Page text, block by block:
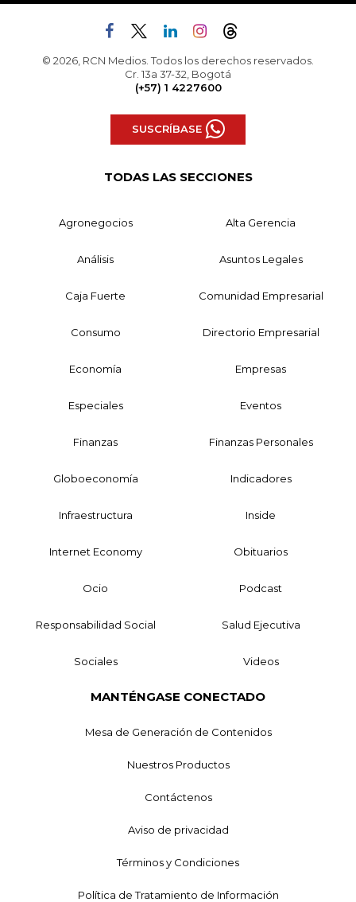
© 2026, RCN Medios. Todos los derechos reservados.
Cr. 13a 37-32, Bogotá
(+57) 1 4227600
SUSCRÍBASE
TODAS LAS SECCIONES
Agronegocios Alta Gerencia
Análisis Asuntos Legales
Caja Fuerte Comunidad Empresarial
Consumo Directorio Empresarial
Economía Empresas
Especiales Eventos
Finanzas Finanzas Personales
Globoeconomía Indicadores
Infraestructura Inside
Internet Economy Obituarios
Ocio Podcast
Responsabilidad Social Salud Ejecutiva
Sociales Videos
MANTÉNGASE CONECTADO
Mesa de Generación de Contenidos
Nuestros Productos
Contáctenos
Aviso de privacidad
Términos y Condiciones
Política de Tratamiento de Información